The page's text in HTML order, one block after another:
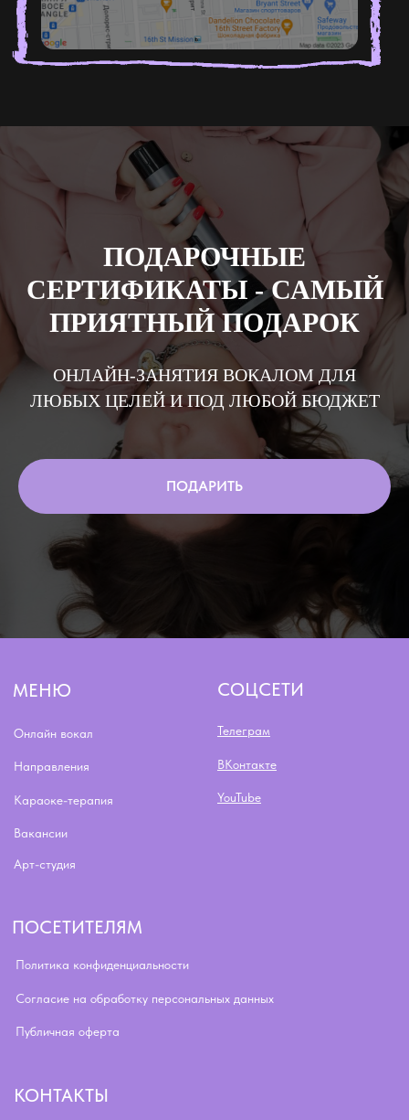
ПОДАРОЧНЫЕ
СЕРТИФИКАТЫ - САМЫЙ
ПРИЯТНЫЙ ПОДАРОК
ОНЛАЙН-ЗАНЯТИЯ ВОКАЛОМ ДЛЯ
ЛЮБЫХ ЦЕЛЕЙ И ПОД ЛЮБОЙ БЮДЖЕТ
ПОДАРИТЬ